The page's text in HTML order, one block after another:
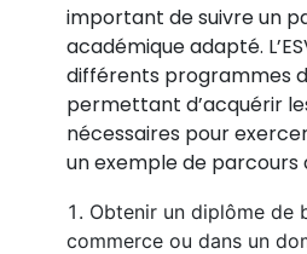
important de suivre un
académique adapté.
différents programmes
permettant d’acquérir
nécessaires pour
un exemple de parcours
Obtenir un diplôme de
commerce ou dans un